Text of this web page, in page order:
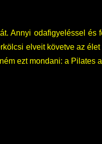
Annyi odafigyeléssel és
elveit követve az
ezt mondani: a Pilates